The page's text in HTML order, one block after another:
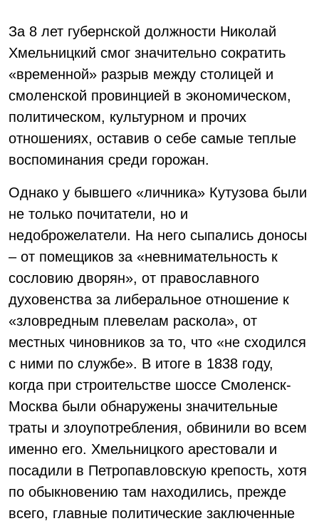
За 8 лет губернской должности Николай
Хмельницкий смог значительно сократить
«временной» разрыв между столицей и
смоленской провинцией в экономическом,
политическом, культурном и прочих
отношениях, оставив о себе самые теплые
воспоминания среди горожан.
Однако у бывшего «личника» Кутузова были
не только почитатели, но и
недоброжелатели. На него сыпались доносы
– от помещиков за «невнимательность к
сословию дворян», от православного
духовенства за либеральное отношение к
«зловредным плевелам раскола», от
местных чиновников за то, что «не сходился
с ними по службе». В итоге в 1838 году,
когда при строительстве шоссе Смоленск-
Москва были обнаружены значительные
траты и злоупотребления, обвинили во всем
именно его. Хмельницкого арестовали и
посадили в Петропавловскую крепость, хотя
по обыкновению там находились, прежде
всего, главные политические заключенные